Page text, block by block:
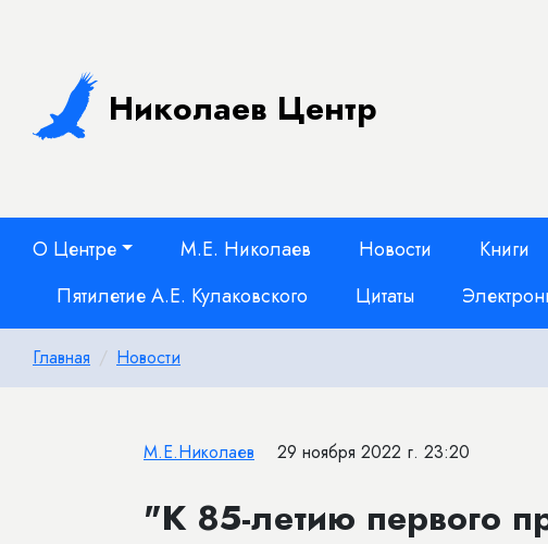
Николаев Центр
О Центре М.Е. Николаев Новости Книги
Пятилетие А.Е. Кулаковского
Цитаты
Главная Новости
М.Е.Николаев 29 ноября 2022 г. 23:20
"К 85-летию первого